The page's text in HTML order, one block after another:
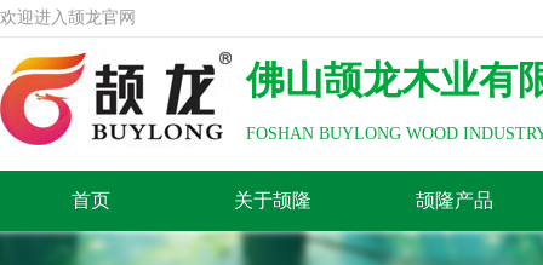
欢迎进入颉龙官网
佛山颉龙木业有
FOSHAN BUYLONG WOOD
首页 关于颉隆 颉隆产品